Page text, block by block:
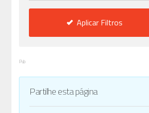
Aplicar Filtros
Pub
Partilhe esta página